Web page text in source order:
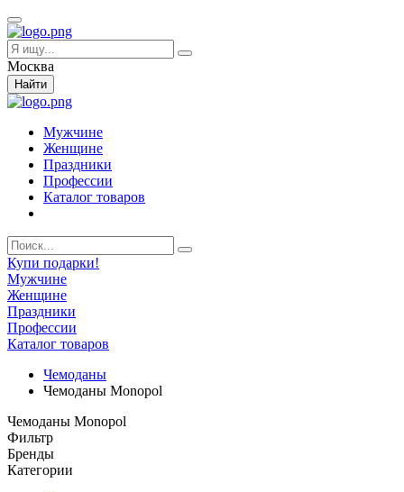
Москва
Найти
Мужчине
Женщине
Праздники
Профессии
Каталог товаров
Купи подарки!
Мужчине
Женщине
Праздники
Профессии
Каталог товаров
Чемоданы
Чемоданы Monopol
Чемоданы Monopol
Фильтр
Бренды
Категории